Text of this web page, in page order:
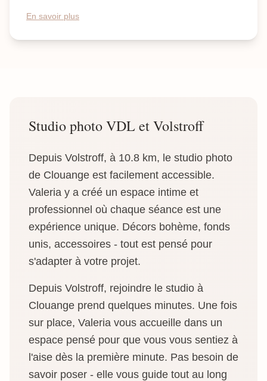
En savoir plus
Studio photo VDL et Volstroff
Depuis Volstroff, à 10.8 km, le studio photo
de Clouange est facilement accessible.
Valeria y a créé un espace intime et
professionnel où chaque séance est une
expérience unique. Décors bohème, fonds
unis, accessoires - tout est pensé pour
s'adapter à votre projet.
Depuis Volstroff, rejoindre le studio à
Clouange prend quelques minutes. Une fois
sur place, Valeria vous accueille dans un
espace pensé pour que vous vous sentiez à
l'aise dès la première minute. Pas besoin de
savoir poser - elle vous guide tout au long